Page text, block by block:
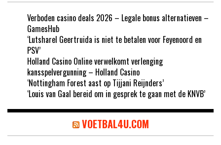
Verboden casino deals 2026 – Legale bonus alternatieven –
GamesHub
‘Lutsharel Geertruida is niet te betalen voor Feyenoord en
PSV’
Holland Casino Online verwelkomt verlenging
kansspelvergunning – Holland Casino
‘Nottingham Forest aast op Tijjani Reijnders’
‘Louis van Gaal bereid om in gesprek te gaan met de KNVB’
VOETBAL4U.COM